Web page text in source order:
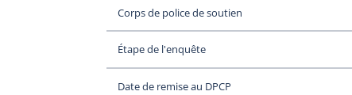
Corps de police de soutien
Étape de l'enquête
Date de remise au DPCP